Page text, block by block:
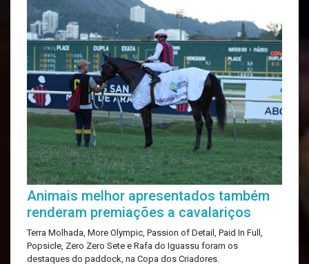
Animais melhor apresentados também
renderam premiações a cavalariços
Terra Molhada, More Olympic, Passion of Detail, Paid In Full,
Popsicle, Zero Zero Sete e Rafa do Iguassu foram os
destaques do paddock, na Copa dos Criadores.